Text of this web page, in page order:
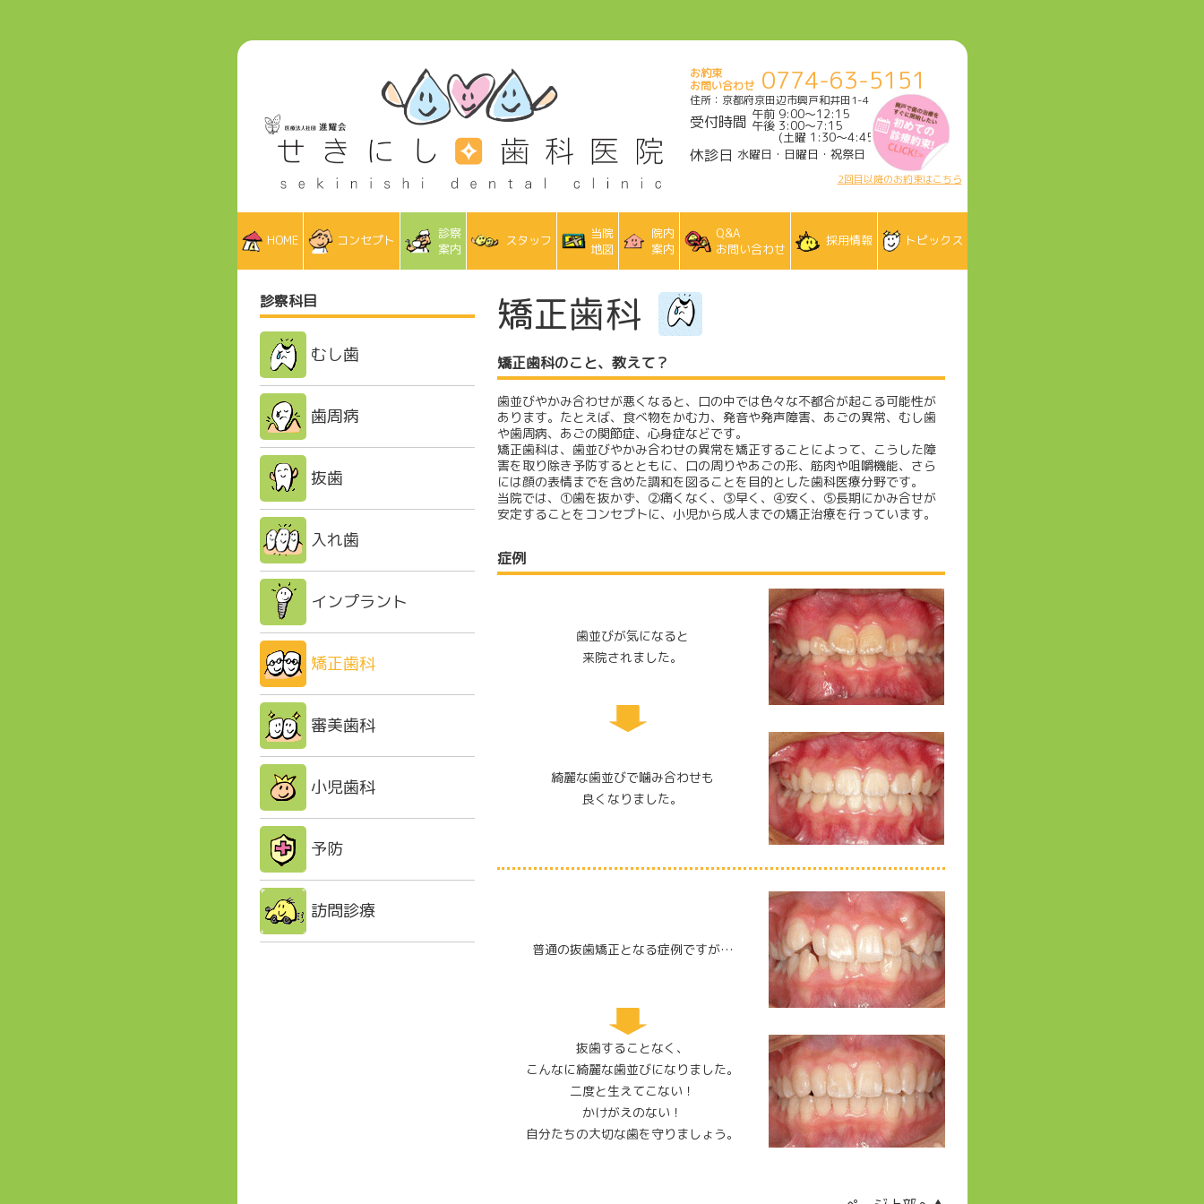
お約束
お問い合わせ 0774-63-5151
住所：京都府京田辺市興戸和井田1-4
受付時間 午前 9:00～12:15
午後 3:00～7:15
(土曜 1:30～4:45)
休診日 水曜日・日曜日・祝祭日
2回目以降のお約束はこちら
HOME コンセプト
診察
案内
スタッフ
当院
地図
院内
案内
Q&A
お問い合わせ
採用情報 トピックス
診察科目
むし歯
歯周病
抜歯
入れ歯
インプラント
矯正歯科
審美歯科
小児歯科
予防
訪問診療
矯正歯科
矯正歯科のこと、教えて？
歯並びやかみ合わせが悪くなると、口の中では色々な不都合が起こる可能性が
あります。たとえば、食べ物をかむ力、発音や発声障害、あごの異常、むし歯
や歯周病、あごの関節症、心身症などです。
矯正歯科は、歯並びやかみ合わせの異常を矯正することによって、こうした障
害を取り除き予防するとともに、口の周りやあごの形、筋肉や咀嚼機能、さら
には顔の表情までを含めた調和を図ることを目的とした歯科医療分野です。
当院では、①歯を抜かず、②痛くなく、③早く、④安く、⑤長期にかみ合せが
安定することをコンセプトに、小児から成人までの矯正治療を行っています。
症例
歯並びが気になると
来院されました。
綺麗な歯並びで噛み合わせも
良くなりました。
普通の抜歯矯正となる症例ですが…
抜歯することなく、
こんなに綺麗な歯並びになりました。
二度と生えてこない！
かけがえのない！
自分たちの大切な歯を守りましょう。